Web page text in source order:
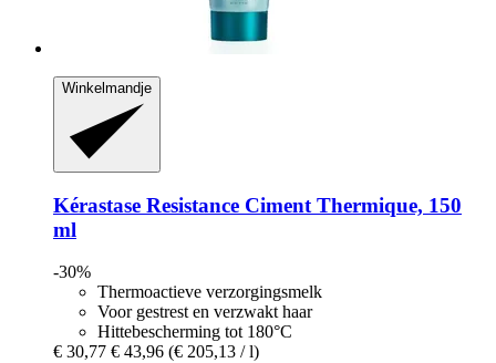
Winkelmandje
Kérastase Resistance Ciment Thermique, 150
ml
-30%
Thermoactieve verzorgingsmelk
Voor gestrest en verzwakt haar
Hittebescherming tot 180°C
€ 30,77 € 43,96 (€ 205,13 / l)